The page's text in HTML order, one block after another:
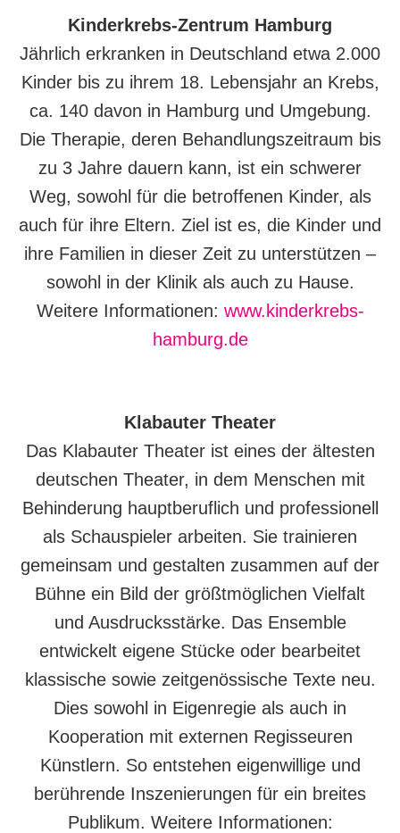
Kinderkrebs-Zentrum Hamburg
Jährlich erkranken in Deutschland etwa 2.000
Kinder bis zu ihrem 18. Lebensjahr an Krebs,
ca. 140 davon in Hamburg und Umgebung.
Die Therapie, deren Behandlungszeitraum bis
zu 3 Jahre dauern kann, ist ein schwerer
Weg, sowohl für die betroffenen Kinder, als
auch für ihre Eltern. Ziel ist es, die Kinder und
ihre Familien in dieser Zeit zu unterstützen –
sowohl in der Klinik als auch zu Hause.
Weitere Informationen: www.kinderkrebs-
hamburg.de
Klabauter Theater
Das Klabauter Theater ist eines der ältesten
deutschen Theater, in dem Menschen mit
Behinderung hauptberuflich und professionell
als Schauspieler arbeiten. Sie trainieren
gemeinsam und gestalten zusammen auf der
Bühne ein Bild der größtmöglichen Vielfalt
und Ausdrucksstärke. Das Ensemble
entwickelt eigene Stücke oder bearbeitet
klassische sowie zeitgenössische Texte neu.
Dies sowohl in Eigenregie als auch in
Kooperation mit externen Regisseuren
Künstlern. So entstehen eigenwillige und
berührende Inszenierungen für ein breites
Publikum. Weitere Informationen: